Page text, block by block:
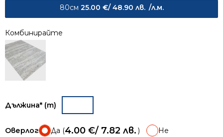
80см 25.00 €/ 48.90 лв. /л.м.
Комбинирайте
Дължина* (m)
Оверлог Да (4.00 €/ 7.82 лв. ) Не